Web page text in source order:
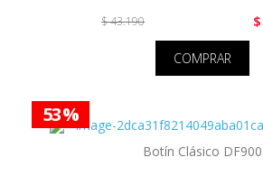
$ 43.190
COMPRAR
53 %
Botín Clásico DF900